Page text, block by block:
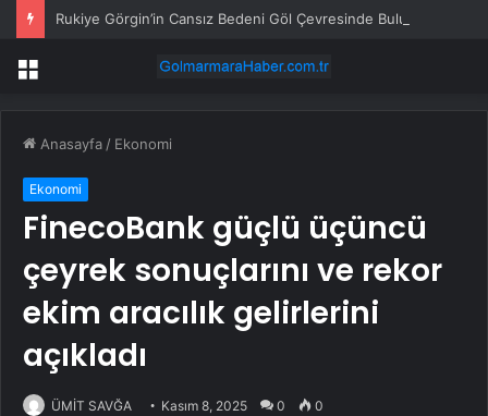
Rukiye Görgin’in Cansız Bedeni Göl Çevresinde Bulundu
Menü
Anasayfa / Ekonomi
Ekonomi
FinecoBank güçlü üçüncü
çeyrek sonuçlarını ve rekor
ekim aracılık gelirlerini
açıkladı
ÜMİT SAVĞA Kasım 8, 2025 0 0